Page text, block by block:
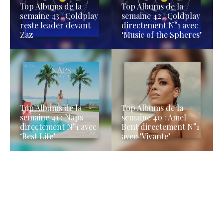
Top Albums de la
semaine 43 : Coldplay
reste leader devant
Zaz
Top Albums de la
semaine 42 : Coldplay
directement N°1 avec
‘Music of the Spheres’
Top Albums de la
semaine 41 : Naps
directement N°1 avec
‘Best Life’
Top Albums de la
semaine 40 : Amel
Bent directement N°1
avec ‘Vivante’